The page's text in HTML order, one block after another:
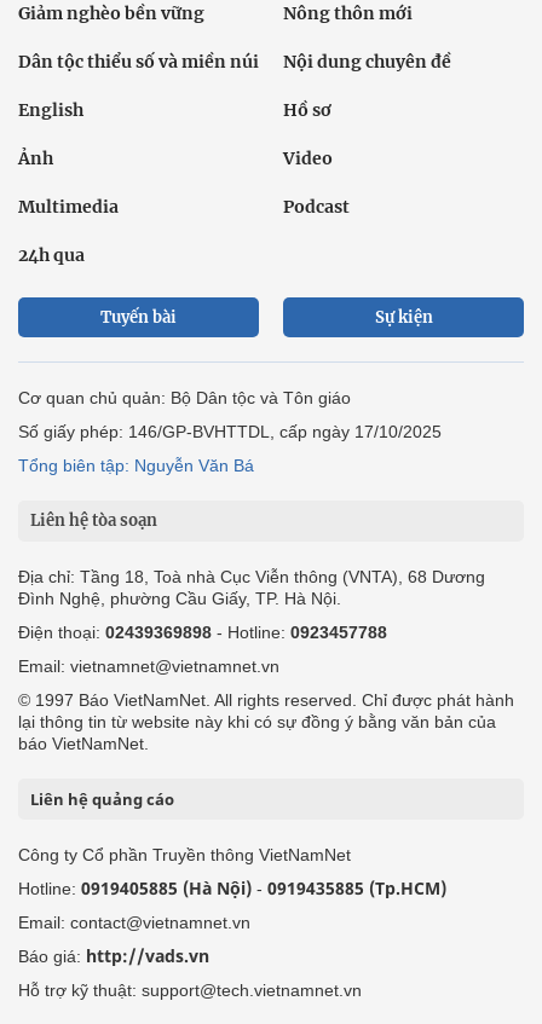
Giảm nghèo bền vững Nông thôn mới
Dân tộc thiểu số và miền núi Nội dung chuyên đề
English Hồ sơ
Ảnh Video
Multimedia Podcast
24h qua
Tuyến bài Sự kiện
Cơ quan chủ quản: Bộ Dân tộc và Tôn giáo
Số giấy phép: 146/GP-BVHTTDL, cấp ngày 17/10/2025
Tổng biên tập: Nguyễn Văn Bá
Liên hệ tòa soạn
Địa chỉ: Tầng 18, Toà nhà Cục Viễn thông (VNTA), 68 Dương
Đình Nghệ, phường Cầu Giấy, TP. Hà Nội.
Điện thoại: 02439369898 - Hotline: 0923457788
Email: vietnamnet@vietnamnet.vn
© 1997 Báo VietNamNet. All rights reserved. Chỉ được phát hành
lại thông tin từ website này khi có sự đồng ý bằng văn bản của
báo VietNamNet.
Liên hệ quảng cáo
Công ty Cổ phần Truyền thông VietNamNet
Hotline: 0919405885 (Hà Nội) - 0919435885 (Tp.HCM)
Email: contact@vietnamnet.vn
Báo giá: http://vads.vn
Hỗ trợ kỹ thuật: support@tech.vietnamnet.vn